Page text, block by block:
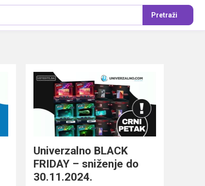
Pretraži
Univerzalno BLACK
FRIDAY – sniženje do
30.11.2024.